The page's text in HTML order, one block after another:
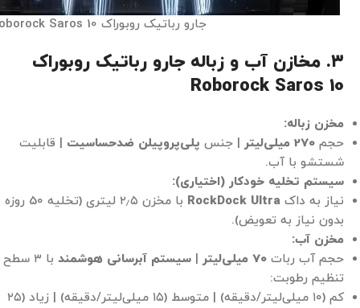
جارو رباتیک روبوراک Roborock Saros 10
۳. مخازن آب و زباله جارو رباتیک روبوراک
Roborock Saros 10
مخزن زباله:
حجم 270 میلی‌لیتر | جنس پلی‌پروپیلن ضدحساسیت | قابلیت
شستشو با آب.
سیستم تخلیه خودکار (اختیاری):
نیاز به داک RockDock Ultra
با مخزن ۲٫۵ لیتری (تخلیه 50 روزه
بدون نیاز به تعویض).
مخزن آب:
حجم آب ربات 70 میلی‌لیتر | سیستم آبرسانی هوشمند
با ۳ سطح
تنظیم رطوبت:
کم (۱۰ میلی‌لیتر/دقیقه) | متوسط (۱۵ میلی‌لیتر/دقیقه) | زیاد (۲۵